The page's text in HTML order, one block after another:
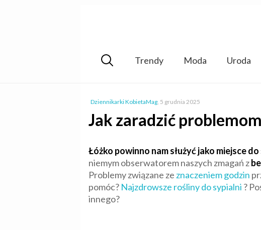
Trendy Moda Uroda
Dziennikarki KobietaMag, 5 grudnia 2025
Jak zaradzić
Łóżko powinno nam służyć jako miejsce
niemym obserwatorem naszych zmagań z
Problemy związane ze znaczeniem godzin
pomóc? Najzdrowsze rośliny do sypialni ?
innego?